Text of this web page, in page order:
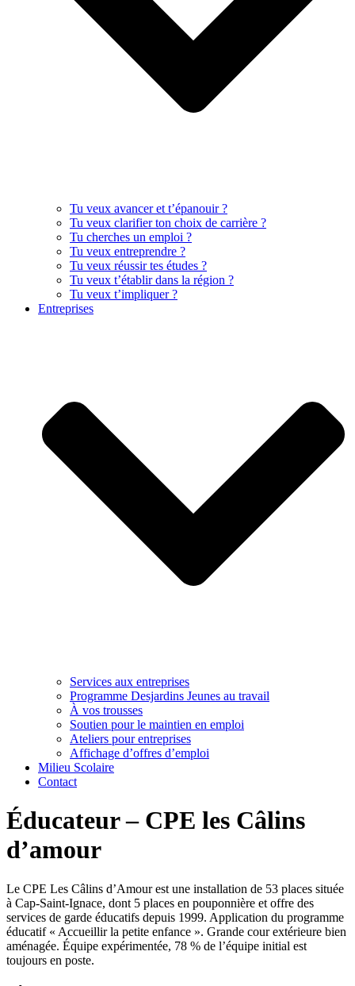
Tu veux avancer et t’épanouir ?
Tu veux clarifier ton choix de carrière ?
Tu cherches un emploi ?
Tu veux entreprendre ?
Tu veux réussir tes études ?
Tu veux t’établir dans la région ?
Tu veux t’impliquer ?
Entreprises
Services aux entreprises
Programme Desjardins Jeunes au travail
À vos trousses
Soutien pour le maintien en emploi
Ateliers pour entreprises
Affichage d’offres d’emploi
Milieu Scolaire
Contact
Éducateur – CPE les Câlins
d’amour
Le CPE Les Câlins d’Amour est une installation de 53 places située
à Cap-Saint-Ignace, dont 5 places en pouponnière et offre des
services de garde éducatifs depuis 1999. Application du programme
éducatif « Accueillir la petite enfance ». Grande cour extérieure bien
aménagée. Équipe expérimentée, 78 % de l’équipe initial est
toujours en poste.